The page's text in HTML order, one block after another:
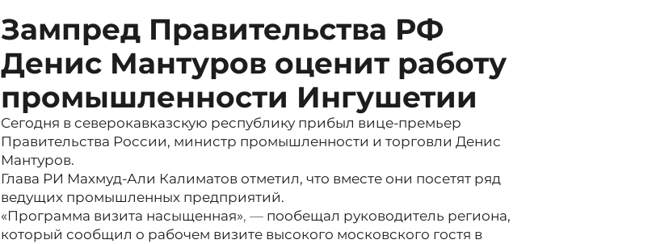
Зампред Правительства РФ
Денис Мантуров оценит работу
промышленности Ингушетии
Сегодня в северокавказскую республику прибыл вице-премьер
Правительства России, министр промышленности и торговли Денис
Мантуров.
Глава РИ Махмуд-Али Калиматов отметил, что вместе они посетят ряд
ведущих промышленных предприятий.
«Программа визита насыщенная», — пообещал руководитель региона,
который сообщил о рабочем визите высокого московского гостя в